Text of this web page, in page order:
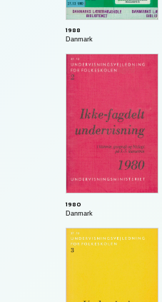
1988
Danmark
1980
Danmark